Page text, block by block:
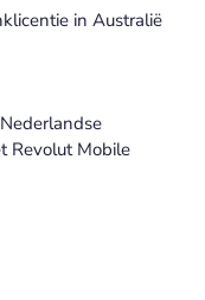
in Australië
Revolut Mobile